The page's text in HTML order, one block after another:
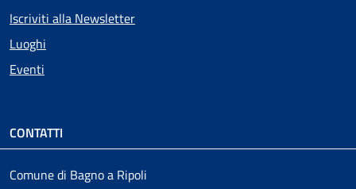
Iscriviti alla Newsletter
Luoghi
Eventi
CONTATTI
Comune di Bagno a Ripoli